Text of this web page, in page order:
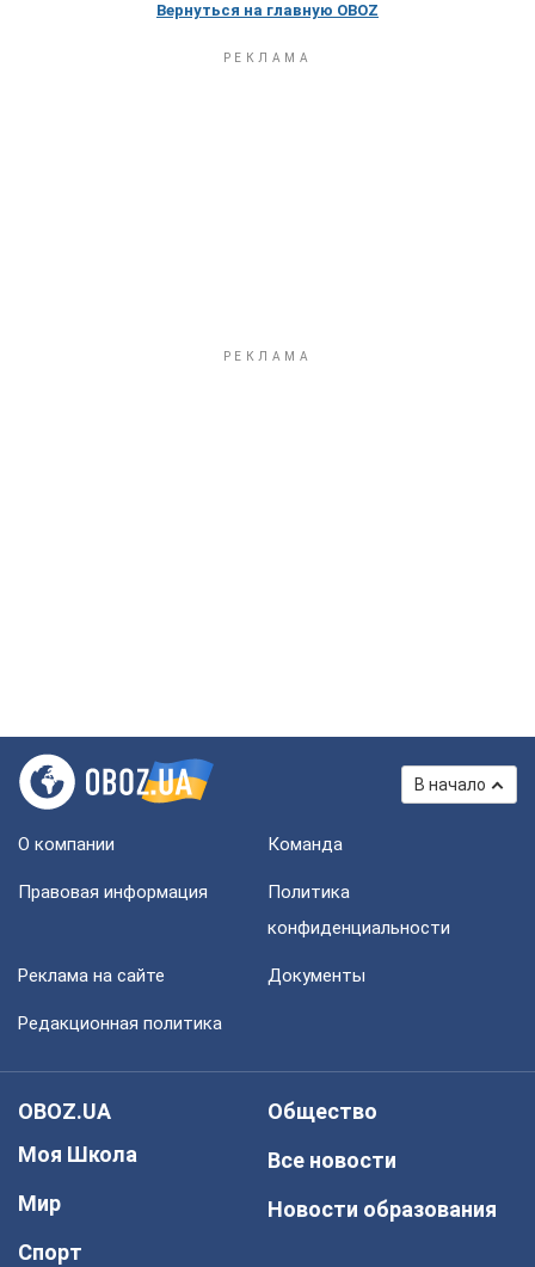
Вернуться на главную OBOZ
В начало
О компании Команда
Правовая информация
Политика
конфиденциальности
Реклама на сайте Документы
Редакционная политика
OBOZ.UA
Моя Школа
Мир
Спорт
Общество
Все новости
Новости образования